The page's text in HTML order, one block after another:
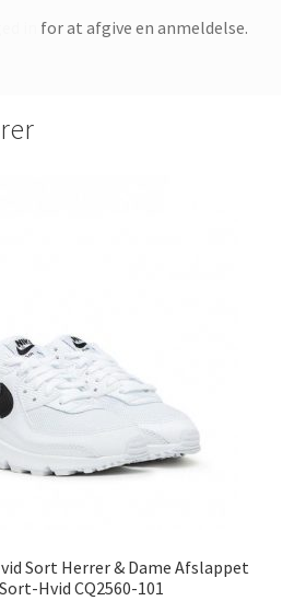
for at afgive en anmeldelse.
Sort Herrer & Dame Afslappet
Hvid CQ2560-101